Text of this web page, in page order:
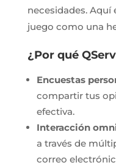
necesidades. Aquí
juego como una
¿Por qué
Encuestas
compartir tus
efectiva.
Interacción
a través de
correo